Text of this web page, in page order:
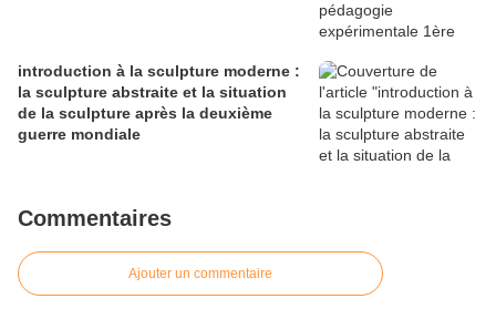
introduction à la sculpture moderne :
la sculpture abstraite et la situation
de la sculpture après la deuxième
guerre mondiale
Commentaires
Ajouter un commentaire